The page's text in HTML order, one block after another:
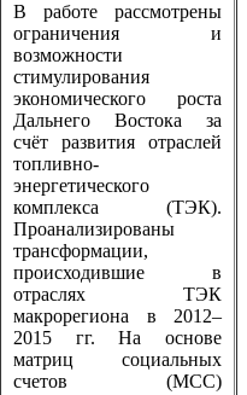
В работе рассмотрены
ограничения и
возможности
стимулирования
экономического роста
Дальнего Востока за
счёт развития отраслей
топливно-
энергетического
комплекса (ТЭК).
Проанализированы
трансформации,
происходившие в
отраслях ТЭК
макрорегиона в 2012–
2015 гг. На основе
матриц социальных
счетов (МСС)